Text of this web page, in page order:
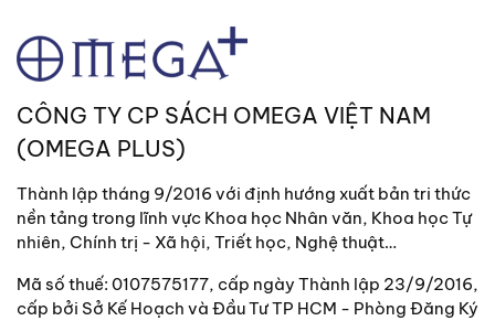
CÔNG TY CP SÁCH OMEGA VIỆT NAM
(OMEGA PLUS)
Thành lập tháng 9/2016 với định hướng xuất bản tri thức
nền tảng trong lĩnh vực Khoa học Nhân văn, Khoa học Tự
nhiên, Chính trị - Xã hội, Triết học, Nghệ thuật…
Mã số thuế: 0107575177, cấp ngày Thành lập 23/9/2016,
cấp bởi Sở Kế Hoạch và Đầu Tư TP HCM - Phòng Đăng Ký